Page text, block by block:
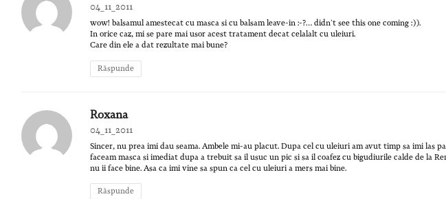
04_11_2011
wow! balsamul amestecat cu masca si cu balsam leave-in :-?… didn`t see this one coming :)).
In orice caz, mi se pare mai usor acest tratament decat celalalt cu uleiuri.
Care din ele a dat rezultate mai bune?
Răspunde
Roxana
04_11_2011
Sincer, nu prea imi dau seama. Ambele mi-au placut. Dupa cel cu uleiuri am avut timp sa imi las
faceam masca si imediat dupa a trebuit sa il usuc un pic si sa il coafez cu bigudiurile calde de la
nu ii face bine. Asa ca imi vine sa spun ca cel cu uleiuri a mers mai bine.
Răspunde